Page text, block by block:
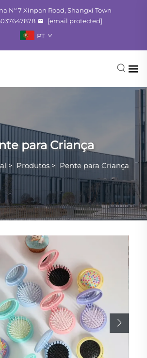
Nº 7 Xinpan Road, Shangxi Town
[email protected]
PT
para Criança
> Produtos> Pente para Criança